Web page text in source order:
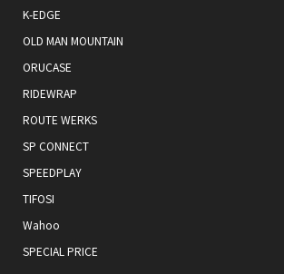
K-EDGE
OLD MAN MOUNTAIN
ORUCASE
RIDEWRAP
ROUTE WERKS
SP CONNECT
SPEEDPLAY
TIFOSI
Wahoo
SPECIAL PRICE